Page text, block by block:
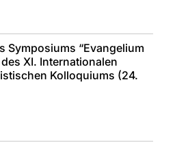
Symposiums “Evangelium
XI. Internationalen
Kolloquiums (24.